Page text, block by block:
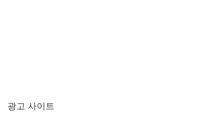
광고 사이트